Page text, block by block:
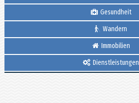
Gesundheit
Wandern
Immobilien
Dienstleistungen